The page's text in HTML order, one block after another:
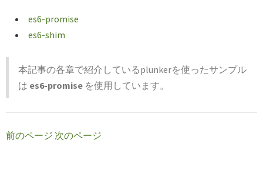
es6-promise
es6-shim
本記事の各章で紹介しているplunkerを使ったサンプル
は es6-promise を使用しています。
前のページ 次のページ